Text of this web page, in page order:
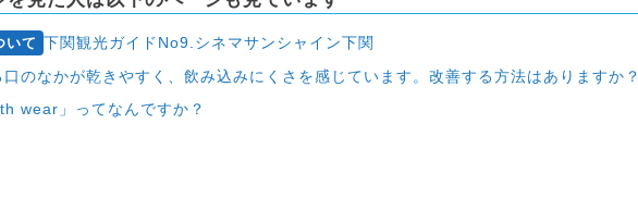
いて 下関観光ガイドNo9.シネマサンシャイン下関
口のなかが乾きやすく、飲み込みにくさを感じています。改善する方法はありますか？
wear」ってなんですか？